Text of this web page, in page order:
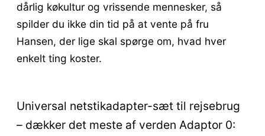
dårlig køkultur og vrissende mennesker, så
spilder du ikke din tid på at vente på fru
Hansen, der lige skal spørge om, hvad hver
enkelt ting koster.
Universal netstikadapter-sæt til rejsebrug
– dækker det meste af verden Adaptor 0: